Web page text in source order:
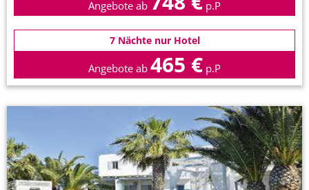
Angebote ab p.P
7 Nächte nur Hotel
Angebote ab 465 € p.P